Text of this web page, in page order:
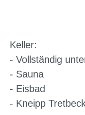
Keller:
- Vollständig
- Sauna
- Eisbad
- Kneipp